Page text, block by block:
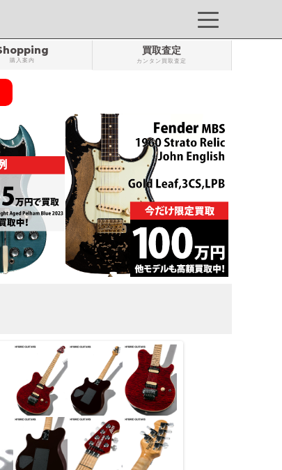
購入案内
買取査定
カンタン買取査定